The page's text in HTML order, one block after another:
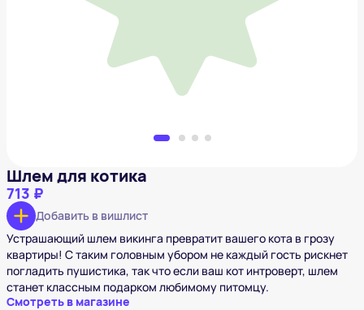
Шлем для котика
713 ₽
Добавить в вишлист
Устрашающий шлем викинга превратит вашего кота в грозу
квартиры! С таким головным убором не каждый гость рискнет
погладить пушистика, так что если ваш кот интроверт, шлем
станет классным подарком любимому питомцу.
Смотреть в магазине